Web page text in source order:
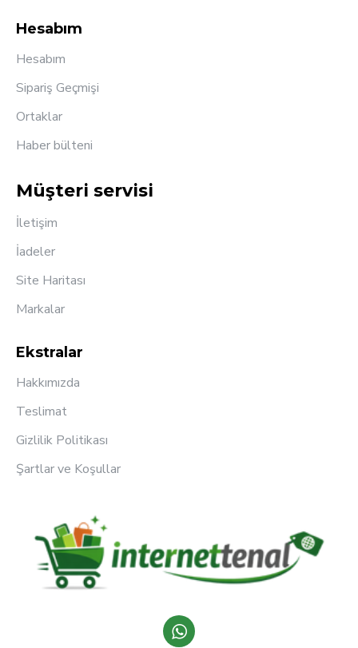
Hesabım
Hesabım
Sipariş Geçmişi
Ortaklar
Haber bülteni
Müşteri servisi
İletişim
İadeler
Site Haritası
Markalar
Ekstralar
Hakkımızda
Teslimat
Gizlilik Politikası
Şartlar ve Koşullar